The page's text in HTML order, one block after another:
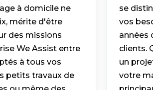
à domicile ne
mérite d'être
des missions
We Assist entre
à tous vos
petits travaux de
se
vos
années
clients.
un
votre